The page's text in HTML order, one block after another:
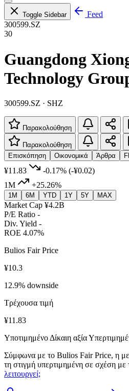
Toggle Sidebar
Feed
300599.SZ
30
Guangdong
Technology
300599.SZ · SHZ
Παρακολούθηση
Παρακολούθηση
Επισκόπηση
Οικονομικά Άρθρα
¥11.83 -0.17% (-¥0.02)
1M
+25.26%
1M 6M YTD 1Y 5Y MAX
Market Cap ¥4.2B
P/E Ratio -
Div. Yield -
ROE 4.07%
Bulios Fair Price
¥10.3
12.9% downside
Τρέχουσα τιμή
¥11.83
Υποτιμημένο Δίκαιη αξία
Σύμφωνα με το Bulios Fair Price, η
τη στιγμή υπερτιμημένη σε σχέση με
λειτουργεί;